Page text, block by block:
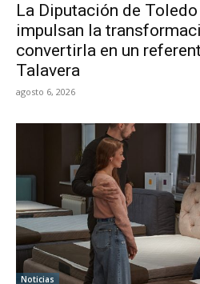
La Diputación de
impulsan la
convertirla en un
Talavera
agosto 6, 2026
Noticias